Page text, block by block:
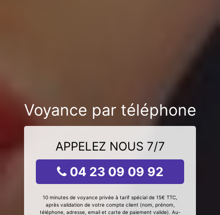
Voyance par téléphone
APPELEZ NOUS 7/7
04 23 09 09 92
10 minutes de voyance privée à tarif spécial de 15€ TTC,
après validation de votre compte client (nom, prénom,
téléphone, adresse, email et carte de paiement valide). Au-